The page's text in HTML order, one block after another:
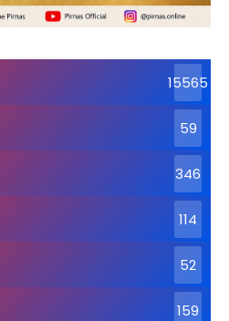
15565
59
346
114
52
159